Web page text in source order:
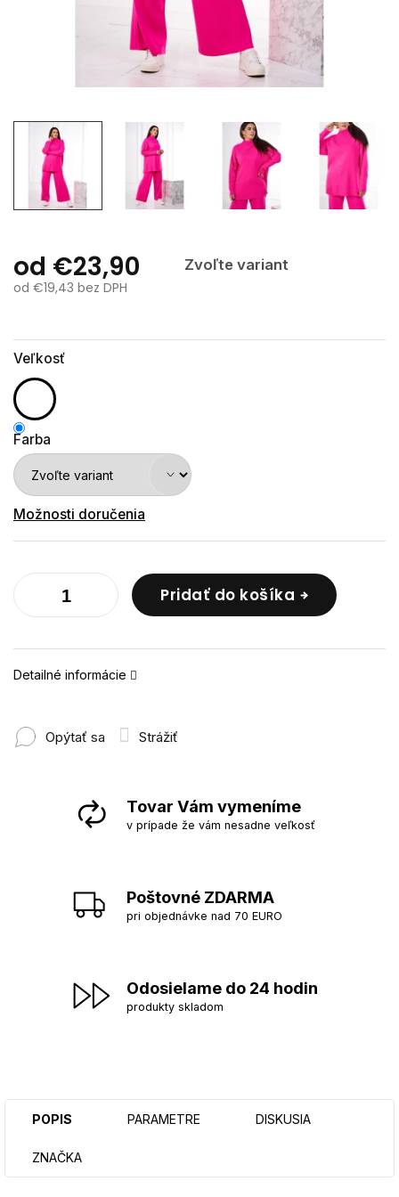
od €23,90
Zvoľte variant
od €19,43 bez DPH
Veľkosť
Farba
Možnosti doručenia
Pridať do košíka
Detailné informácie
Opýtať sa Strážiť
Tovar Vám vymeníme
v prípade že vám nesadne veľkosť
Poštovné ZDARMA
pri objednávke nad 70 EURO
Odosielame do 24 hodin
produkty skladom
POPIS PARAMETRE DISKUSIA
ZNAČKA